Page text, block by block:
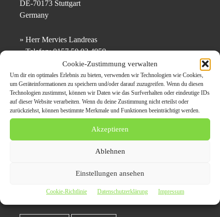
Cookie-Zustimmung verwalten
Um dir ein optimales Erlebnis zu bieten, verwenden wir Technologien wie Cookies,
um Geräteinformationen zu speichern und/oder darauf zuzugreifen. Wenn du diesen
Technologien zustimmst, können wir Daten wie das Surfverhalten oder eindeutige IDs
auf dieser Website verarbeiten. Wenn du deine Zustimmung nicht erteilst oder
zurückziehst, können bestimmte Merkmale und Funktionen beeinträchtigt werden.
Akzeptieren
Ablehnen
Einstellungen ansehen
Cookie-Richtlinie Datenschutzerklärung Impressum
DE-70173 Stuttgart
Germany
» Herr Mervies Landreas
» Telefon: 0157 50 93 4959
» E-Mail: info@auto-ankauf-ingolstadt.de
Themen zum Beitrag
Autoankauf-Ingolstadt
kauft nicht nur
Unfallfahrzeuge, sondern
kauft alle Marken und
Modelle